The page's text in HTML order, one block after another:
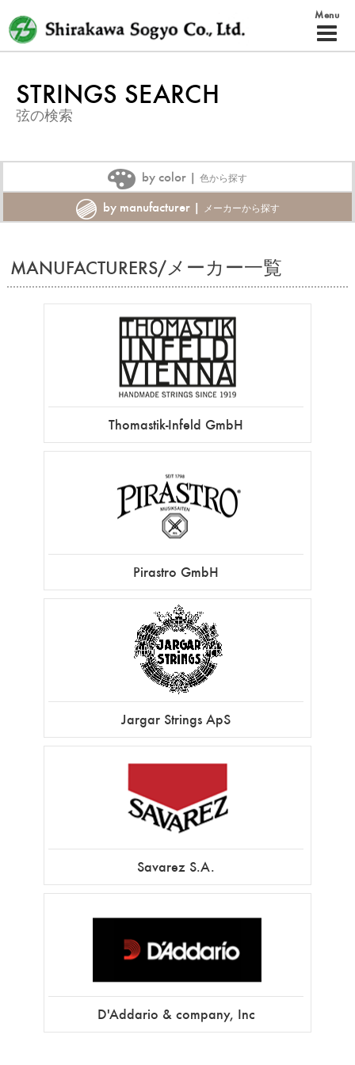
content
Menu
Menu
STRINGS SEARCH
弦の検索
by color | 色から探す
by manufacturer | メーカーから探す
MANUFACTURERS/メーカー一覧
Thomastik-Infeld GmbH
Pirastro GmbH
Jargar Strings ApS
Savarez S.A.
D'Addario & company, Inc